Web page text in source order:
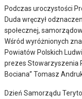
Podczas uroczystości
Duda wręczył
społecznej,
Wśród wyróżnionych
Powiatów Polskich
prezes Stowarzyszenia
Bociana” Tomasz
Dzień Samorządu